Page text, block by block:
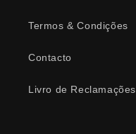
Termos & Condições
Contacto
Livro de Reclamações